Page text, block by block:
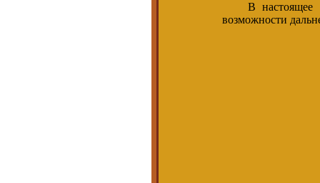
В настоящее
возможности